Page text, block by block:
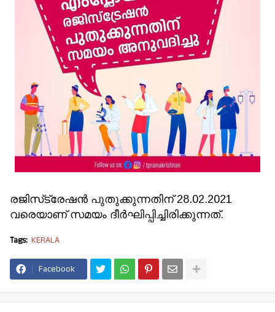
രജിസ്‌ട്രേഷന്‍ പുതുക്കുന്നതിന് 28.02.2021
വരെയാണ് സമയം ദീര്‍ഘിപ്പിച്ചിരിക്കുന്നത്.
Tags: KERALA
Facebook